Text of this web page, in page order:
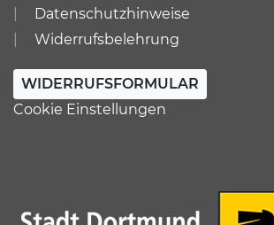
Datenschutzhinweise
Widerrufsbelehrung
WIDERRUFSFORMULAR
Cookie Einstellungen